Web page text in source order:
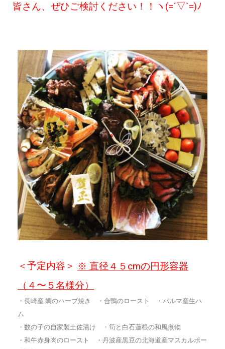
皆さん、ぜひご検討ください！！ヽ(=´▽`=)ﾉ
＜予定内容＞ ※ 直径４５cmの円形容器
（４〜５名様分）
・長崎産 鯛のハーブ焼き ・合鴨のロースト ・パルマ産生ハ
ム
・数の子の自家製土佐漬け ・筍と白石蓮根の和風煮物
・和牛赤身肉のロースト ・丹波産黒豆の北海道産マスカルポー